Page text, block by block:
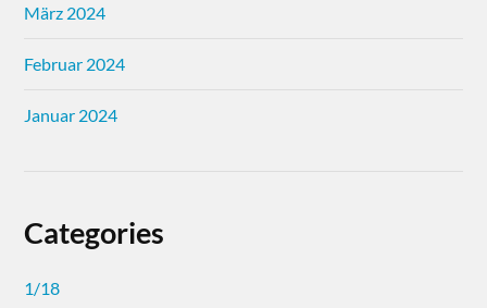
März 2024
Februar 2024
Januar 2024
Categories
1/18